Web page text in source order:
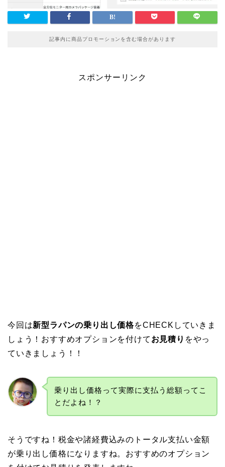
記事内に商品プロモーションを含む場合があります
スポンサーリンク
今回は新型ラパンの乗り出し価格をCHECKしていきま
しょう！おすすめオプションを付けて お見積り をやっ
ていきましょう！！
乗り出し価格って実際に支払う総額ってこ
とだよね！？
そうですね！税金や諸経費込みのトータル支払い金額
が乗り出し価格になりますね。おすすめのオプション